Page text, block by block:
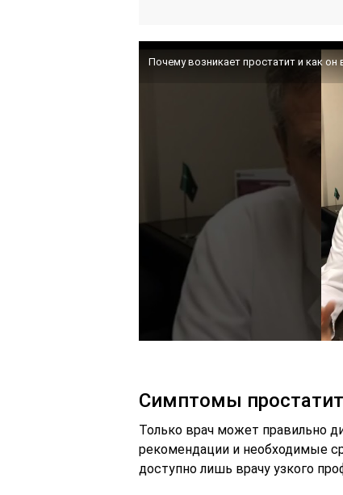
Почему возникает простатит и как
Симптомы
Только врач может правильно
рекомендации и необходимые
доступно лишь врачу узкого